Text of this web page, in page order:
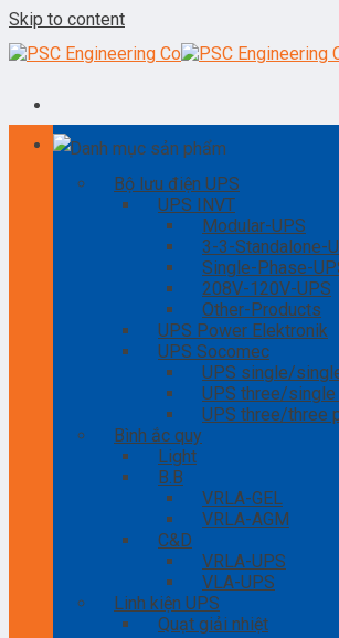
Skip to content
Danh mục sản phẩm
Bộ lưu điện UPS
UPS INVT
Modular-UPS
3-3-Standalone-
Single-Phase-
208V-120V-UPS
Other-Products
UPS Power Elektronik
UPS Socomec
UPS single/
UPS three/single
UPS three/three
Bình ắc quy
Light
B.B
VRLA-GEL
VRLA-AGM
C&D
VRLA-UPS
VLA-UPS
Linh kiện UPS
Quạt giải nhiệt